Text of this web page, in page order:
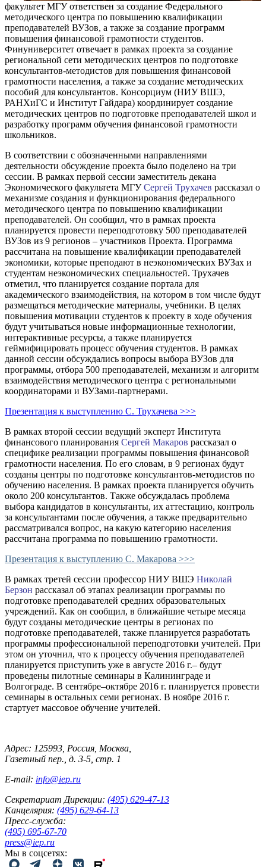
факультет МГУ ответствен за создание Федерального
методического центра по повышению квалификации
преподавателей ВУЗов, а также за создание программ
повышения финансовой грамотности студентов.
Финуниверситет отвечает в рамках проекта за создание
региональной сети методических центров по подготовке
консультантов-методистов для повышения финансовой
грамотности населения, а также за создание методических
пособий для консультантов. Консорциум (НИУ ВШЭ,
РАНХиГС и Институт Гайдара) координирует создание
методических центров по подготовке преподавателей школ и
разработку программ обучения финансовой грамотности
школьников.
В соответствии с обозначенными направлениями
деятельности обсуждение проекта было поделено на три
сессии. В рамках первой сессии заместитель декана
Экономического факультета МГУСергей Трухачев рассказал о
механизме создания и функционирования федерального
методического центра по повышению квалификации
преподавателей. Он сообщил, что в рамках проекта
планируется провести переподготовку 500 преподавателей
ВУЗов из 9 регионов – участников Проекта. Программа
рассчитана на повышение квалификации преподавателей
экономики, которые преподают в неэкономических ВУЗах и
студентам неэкономических специальностей. Трухачев
отметил, что планируется создание портала для
академического взаимодействия, на котором в том числе будут
размещаться методические материалы, учебники. В целях
повышения мотивации студентов к проекту в ходе обучения
будут учитываться новые информационные технологии,
интерактивные ресурсы, а также планируется
геймифицировать процесс обучения студентов. В рамках
данной сессии обсуждались вопросы выбора ВУЗов для
программы, отбора 500 преподавателей, механизм и алгоритм
взаимодействия методического центра с региональными
координаторами и ВУЗами-партнерами.
Презентация к выступлению C. Трухачева >>>
В рамках второй сессии ведущий эксперт Института
финансового планирования Сергей Макаров рассказал о
специфике реализации программы повышения финансовой
грамотности населения. По его словам, в 9 регионах будут
созданы центры по подготовке консультантов-методистов по
обучению населения. В рамках проекта планируется обучить
около 200 консультантов. Также обсуждалась проблема
выбора кандидатов в консультанты, их аттестацию, контроль
за консультантами после обучения, а также предварительно
рассматривался вопрос, на какую категорию населения
рассчитана программа по повышению грамотности.
Презентация к выступлению С. Макарова >>>
В рамках третей сессии профессор НИУ ВШЭ Николай
Берзон рассказал об этапах реализации программы по
подготовке преподавателей средних образовательных
учреждений. Как он сообщил, в ближайшие четыре месяца
будут созданы методические центры в регионах по
подготовке преподавателей, также планируется разработать
программы профессиональной переподготовки учителей. При
этом он уточнил, что к процессу обучения преподавателей
планируется приступить уже в августе 2016 г.– будут
проведены пилотные семинары в Калининграде и
Волгограде. В сентябре–октябре 2016 г. планируется провести
семинары в остальных семи регионах. В ноябре 2016 г.
стартует массовое обучение учителей.
Адрес: 125993, Россия, Москва,
Газетный пер., д. 3-5, стр. 1
E-mail: info@iep.ru
Секретариат Дирекции: (495) 629-47-13
Канцелярия: (495) 629-64-13
Пресс-служба:
(495) 695-67-70
press@iep.ru
Мы в соцсетях: